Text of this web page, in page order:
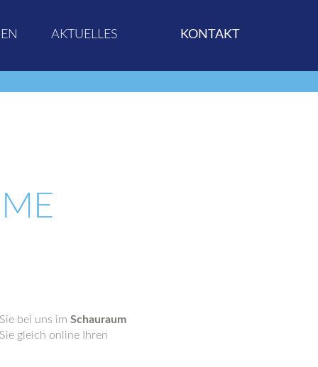
AKTUELLES KONTAKT
bei uns im Schauraum
gleich online Ihren